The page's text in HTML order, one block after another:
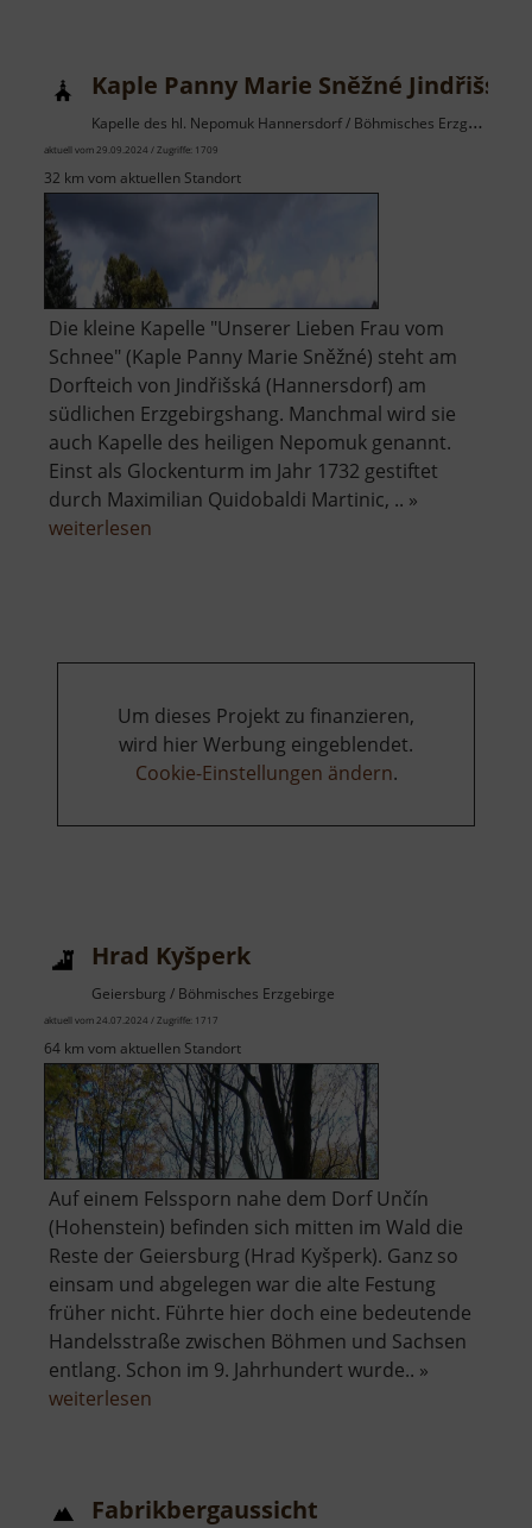
Kaple Panny Marie Sněžné Jindřišská
Kapelle des hl. Nepomuk Hannersdorf / Böhmisches Erzgebirge
aktuell vom 29.09.2024 / Zugriffe: 1709
32 km vom aktuellen Standort
Die kleine Kapelle "Unserer Lieben Frau vom
Schnee" (Kaple Panny Marie Sněžné) steht am
Dorfteich von Jindřišská (Hannersdorf) am
südlichen Erzgebirgshang. Manchmal wird sie
auch Kapelle des heiligen Nepomuk genannt.
Einst als Glockenturm im Jahr 1732 gestiftet
durch Maximilian Quidobaldi Martinic, .. »
weiterlesen
Jindřišská
Um dieses Projekt zu finanzieren,
wird hier Werbung eingeblendet.
Cookie-Einstellungen ändern.
Hrad Kyšperk
Geiersburg / Böhmisches Erzgebirge
aktuell vom 24.07.2024 / Zugriffe: 1717
64 km vom aktuellen Standort
Auf einem Felssporn nahe dem Dorf Unčín
(Hohenstein) befinden sich mitten im Wald die
Reste der Geiersburg (Hrad Kyšperk). Ganz so
einsam und abgelegen war die alte Festung
früher nicht. Führte hier doch eine bedeutende
Handelsstraße zwischen Böhmen und Sachsen
entlang. Schon im 9. Jahrhundert wurde.. »
weiterlesen
Fabrikbergaussicht